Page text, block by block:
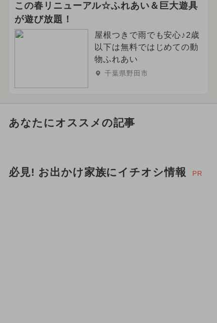
この春リニューアル☆ふれあい＆巨大遊具
が遊び放題！
屋根つきで雨でも安心♪2歳
以下は無料ではじめての動
物ふれあい
千葉県野田市
あなたにオススメの記事
必見! お出かけ家族にイチオシ情報 PR